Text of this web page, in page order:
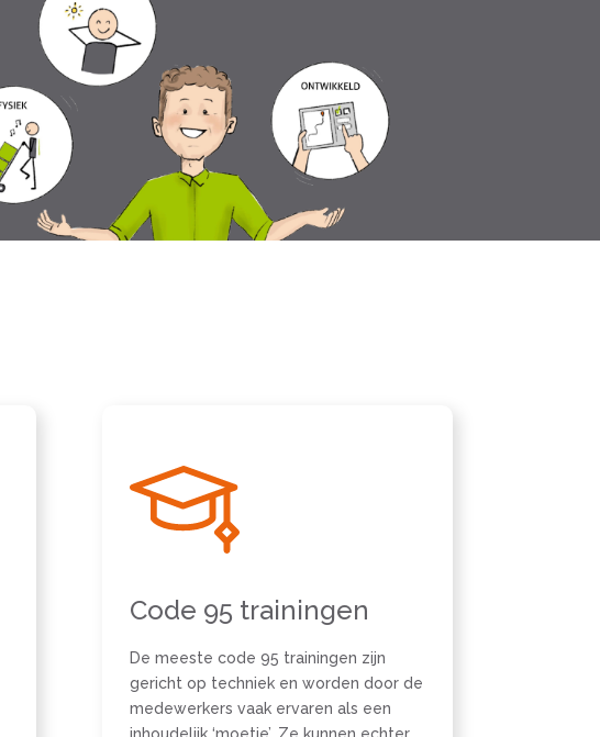
Code 95 trainingen
De meeste code 95 trainingen zijn
gericht op techniek en worden door de
medewerkers vaak ervaren als een